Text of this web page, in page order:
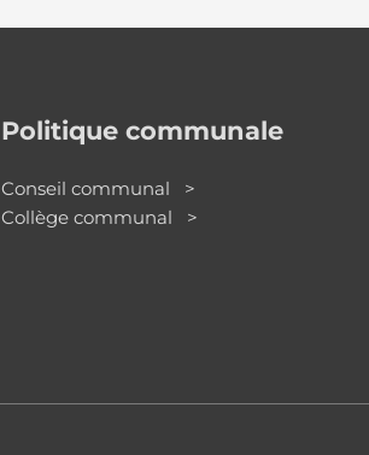
Politique communale
Conseil communal >
Collège communal >